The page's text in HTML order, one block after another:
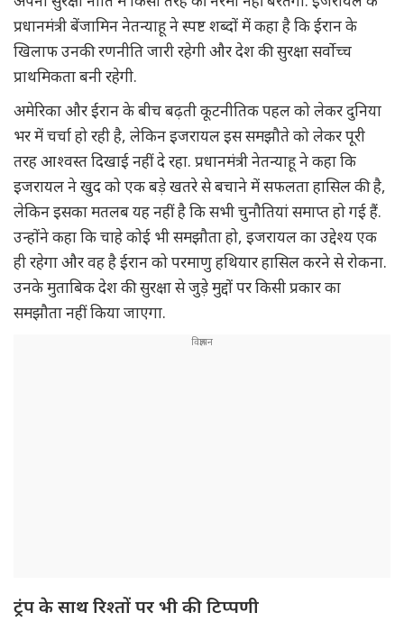
प्रधानमंत्री बेंजामिन नेतन्याहू ने स्पष्ट शब्दों में कहा है कि ईरान के
खिलाफ उनकी रणनीति जारी रहेगी और देश की सुरक्षा सर्वोच्च
प्राथमिकता बनी रहेगी.
अमेरिका और ईरान के बीच बढ़ती कूटनीतिक पहल को लेकर दुनिया
भर में चर्चा हो रही है, लेकिन इजरायल इस समझौते को लेकर पूरी
तरह आश्वस्त दिखाई नहीं दे रहा. प्रधानमंत्री नेतन्याहू ने कहा कि
इजरायल ने खुद को एक बड़े खतरे से बचाने में सफलता हासिल की है,
लेकिन इसका मतलब यह नहीं है कि सभी चुनौतियां समाप्त हो गई हैं.
उन्होंने कहा कि चाहे कोई भी समझौता हो, इजरायल का उद्देश्य एक
ही रहेगा और वह है ईरान को परमाणु हथियार हासिल करने से रोकना.
उनके मुताबिक देश की सुरक्षा से जुड़े मुद्दों पर किसी प्रकार का
समझौता नहीं किया जाएगा.
ट्रंप के साथ रिश्तों पर भी की टिप्पणी